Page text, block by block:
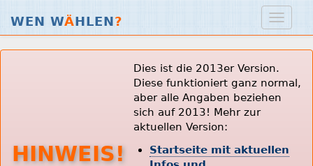
WEN WÄHLEN?
HINWEIS!
Dies ist die 2013er Version.
Diese funktioniert ganz normal,
aber alle Angaben beziehen
sich auf 2013! Mehr zur
aktuellen Version:
Startseite mit aktuellen